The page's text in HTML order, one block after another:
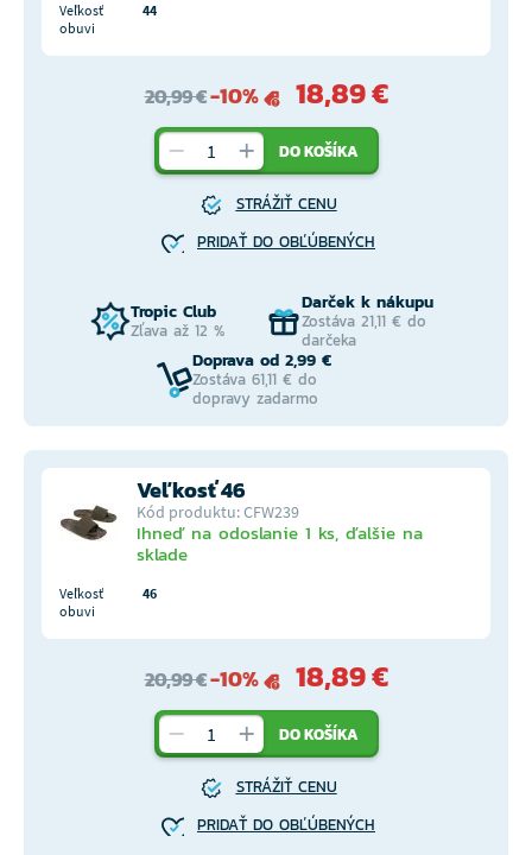
Veľkosť
obuvi
44
20,99 €-10% 18,89 €
DO KOŠÍKA
STRÁŽIŤ CENU
PRIDAŤ DO OBĽÚBENÝCH
Tropic Club
Zľava až 12 %
Darček k nákupu
Zostáva 21,11 € do
darčeka
Doprava od 2,99 €
Zostáva 61,11 € do
dopravy zadarmo
Veľkosť 46
Kód produktu: CFW239
Ihneď na odoslanie 1 ks, ďalšie na
sklade
Veľkosť
obuvi
46
20,99 €-10% 18,89 €
DO KOŠÍKA
STRÁŽIŤ CENU
PRIDAŤ DO OBĽÚBENÝCH